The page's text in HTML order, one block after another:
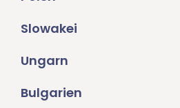
Slowakei
Ungarn
Bulgarien